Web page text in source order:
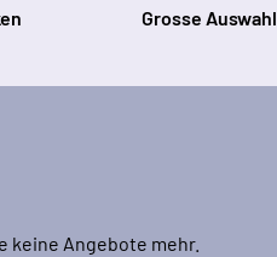
Grosse Auswahl
keine Angebote mehr.